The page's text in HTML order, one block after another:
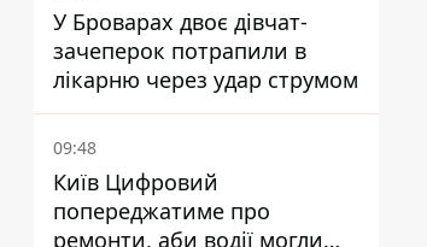
У Броварах двоє дівчат-
зачеперок потрапили в
лікарню через удар струмом
09:48
Київ Цифровий
попереджатиме про
ремонти, аби водії могли